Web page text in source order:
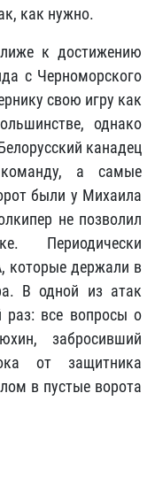
как нужно.
к достижению
с Черноморского
свою игру как
однако
канадец
а самые
были у Михаила
не позволил
Периодически
которые держали в
В одной из атак
раз: все вопросы о
забросивший
от защитника
в пустые ворота